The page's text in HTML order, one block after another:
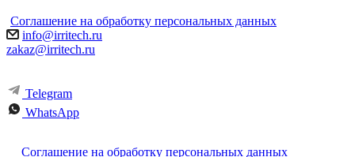
Соглашение на обработку персональных данных
info@irritech.ru
zakaz@irritech.ru
Telegram
WhatsApp
Соглашение на обработку персональных данных